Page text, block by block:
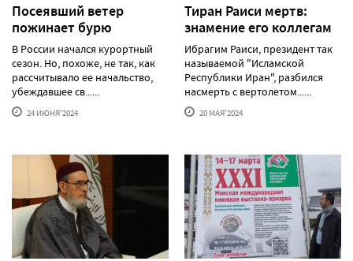
Посеявший ветер
пожинает бурю
В России начался курортный
сезон. Но, похоже, не так, как
рассчитывало ее начальство,
убеждавшее св......
24 ИЮНЯ'2024
Тиран Раиси мертв:
знамение его коллегам
Ибрагим Раиси, президент так
называемой "Исламской
Республики Иран", разбился
насмерть с вертолетом......
20 МАЯ'2024